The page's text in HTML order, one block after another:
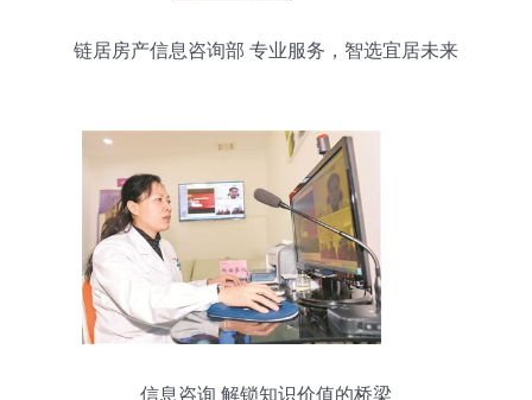
链居房产信息咨询部 专业服务，智选宜居未来
信息咨询 解锁知识价值的桥梁